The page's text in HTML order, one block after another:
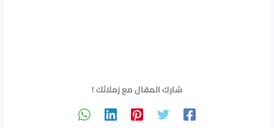
شارك المقال مع زملائك !